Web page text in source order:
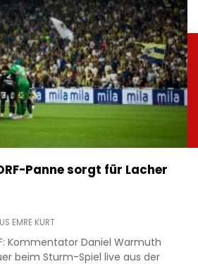
Panne sorgt für Lacher
EMRE KURT
Kommentator Daniel Warmuth
beim Sturm-Spiel live aus der